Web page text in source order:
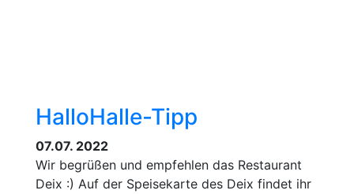
HalloHalle-Tipp
07.07. 2022
Wir begrüßen und empfehlen das Restaurant
Deix :) Auf der Speisekarte des Deix findet ihr